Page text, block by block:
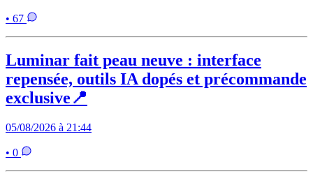
• 67
Luminar fait peau neuve : interface
repensée, outils IA dopés et précommande
exclusive📍
05/08/2026 à 21:44
• 0